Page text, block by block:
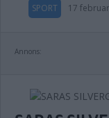
SPORT 17
Annons: